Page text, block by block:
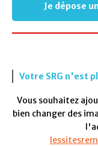
Je dépose
Votre SRG n'est
Vous souhaitez
bien changer des